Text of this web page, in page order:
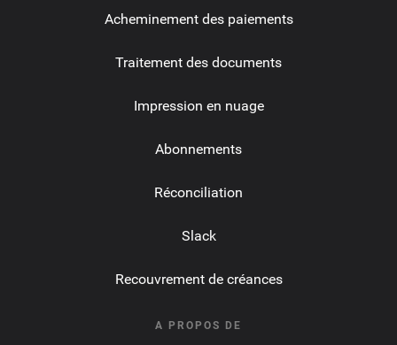
Acheminement des paiements
Traitement des documents
Impression en nuage
Abonnements
Réconciliation
Slack
Recouvrement de créances
A PROPOS DE